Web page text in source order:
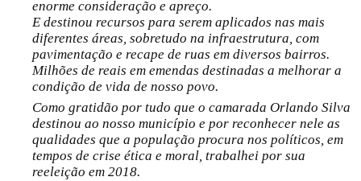
enorme consideração e apreço.
E destinou recursos para serem aplicados nas mais
diferentes áreas, sobretudo na infraestrutura, com
pavimentação e recape de ruas em diversos bairros.
Milhões de reais em emendas destinadas a melhorar a
condição de vida de nosso povo.
Como gratidão por tudo que o camarada Orlando Silva
destinou ao nosso município e por reconhecer nele as
qualidades que a população procura nos políticos, em
tempos de crise ética e moral, trabalhei por sua
reeleição em 2018.